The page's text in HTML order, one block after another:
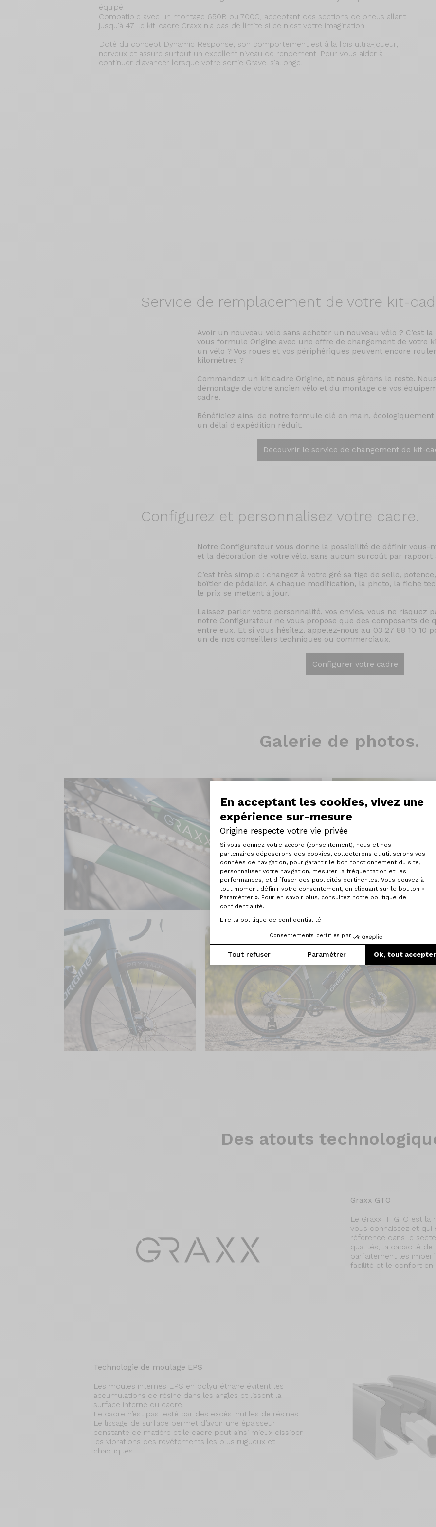
En acceptant les cookies, vivez une
expérience sur-mesure
Origine respecte votre vie privée
Plateforme de Gestion du
Si vous donnez votre accord (consentement), nous et nos
partenaires déposerons des cookies, collecterons et utiliserons vos
données de navigation, pour garantir le bon fonctionnement du site,
personnaliser votre navigation, mesurer la fréquentation et les
performances, et diffuser des publicités pertinentes. Vous pouvez à
tout moment définir votre consentement, en cliquant sur le bouton «
Paramétrer ». Pour en savoir plus, consultez notre politique de
confidentialité.
Lire la politique de confidentialité
Consentements certifiés par
Tout refuser Paramétrer Ok, tout accepter
Axeptio consent
équipé.
Compatible avec un montage 650B ou 700C, acceptant des sections de pneus allant
jusqu'à 47, le kit-cadre Graxx n'a pas de limite si ce n'est votre imagination.
Doté du concept Dynamic Response, son comportement est à la fois ultra-joueur,
nerveux et assure surtout un excellent niveau de rendement. Pour vous aider à
continuer d'avancer lorsque votre sortie Gravel s'allonge.
Service de remplacement de votre kit-
Avoir un nouveau vélo sans acheter un nouveau vélo ? C’est
vous formule Origine avec une offre de changement de votre
un vélo ? Vos roues et vos périphériques peuvent encore
kilomètres ?
Commandez un kit cadre Origine, et nous gérons le reste.
démontage de votre ancien vélo et du montage de vos
cadre.
Bénéficiez ainsi de notre formule clé en main, écologiquement
un délai d’expédition réduit.
Découvrir le service de changement de kit-
Configurez et personnalisez votre cadre.
Notre Configurateur vous donne la possibilité de définir vous-
et la décoration de votre vélo, sans aucun surcoût par rapport
C’est très simple : changez à votre gré sa tige de selle,
boîtier de pédalier. A chaque modification, la photo, la fiche
le prix se mettent à jour.
Laissez parler votre personnalité, vos envies, vous ne risquez
notre Configurateur ne vous propose que des composants de
entre eux. Et si vous hésitez, appelez-nous au 03 27 88 10 10
un de nos conseillers techniques ou commerciaux.
Configurer votre cadre
Galerie de photos.
Des atouts
Graxx GTO
Le Graxx III GTO est la
vous connaissez et
référence dans le
qualités, la capacité
parfaitement les
facilité et le confort en
Technologie de moulage EPS
Les moules internes EPS en polyuréthane évitent les
accumulations de résine dans les angles et lissent la
surface interne du cadre.
Le cadre n’est pas lesté par des excès inutiles de résines.
Le lissage de surface permet d’avoir une épaisseur
constante de matière et le cadre peut ainsi mieux dissiper
les vibrations des revêtements les plus rugueux et
chaotiques .